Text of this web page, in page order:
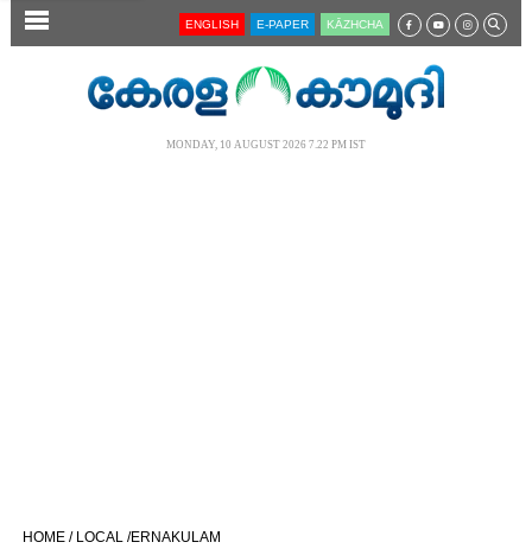
SECTIONS ENGLISH E-PAPER KĀZHCHA
MONDAY, 10 AUGUST 2026 7.22 PM IST
HOME / LOCAL /ERNAKULAM